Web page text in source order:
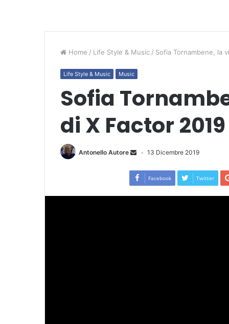
Home / Life Style & Music / Sofia Tornambene, la
Life Style & Music Music
Sofia
di X Factor 2019
Antonello Autore 13 Dicembre 2019
Facebook Twitter